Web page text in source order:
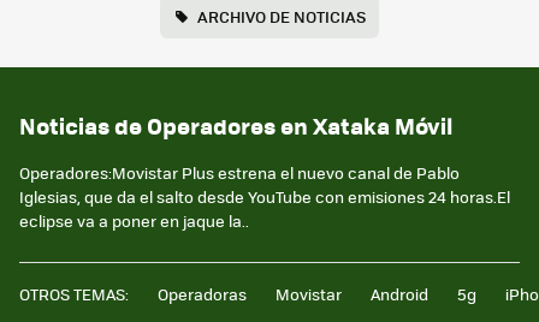
ARCHIVO DE NOTICIAS
Noticias de Operadores en Xataka Móvil
Operadores:Movistar Plus estrena el nuevo canal de Pablo
Iglesias, que da el salto desde YouTube con emisiones 24 horas.El
eclipse va a poner en jaque la..
OTROS TEMAS: Operadoras Movistar Android 5g